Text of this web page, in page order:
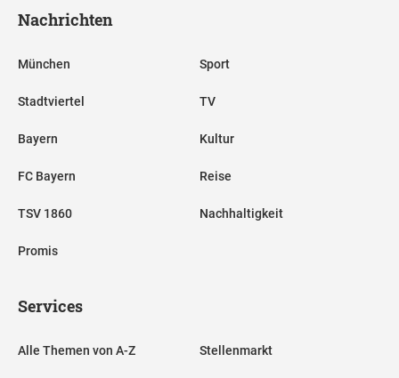
Nachrichten
München
Stadtviertel
Bayern
FC Bayern
TSV 1860
Promis
Sport
TV
Kultur
Reise
Nachhaltigkeit
Services
Alle Themen von A-Z Stellenmarkt